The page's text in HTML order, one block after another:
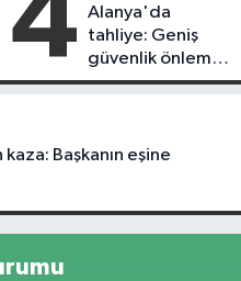
4
Alanya'da
tahliye: Geniş
güvenlik önlemi
alındı
Başkanın eşine